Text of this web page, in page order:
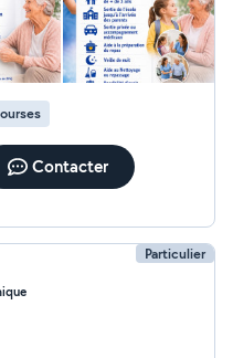
Contacter
Particulier